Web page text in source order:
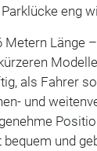
eng
Metern Länge
als Fahrer
und
und